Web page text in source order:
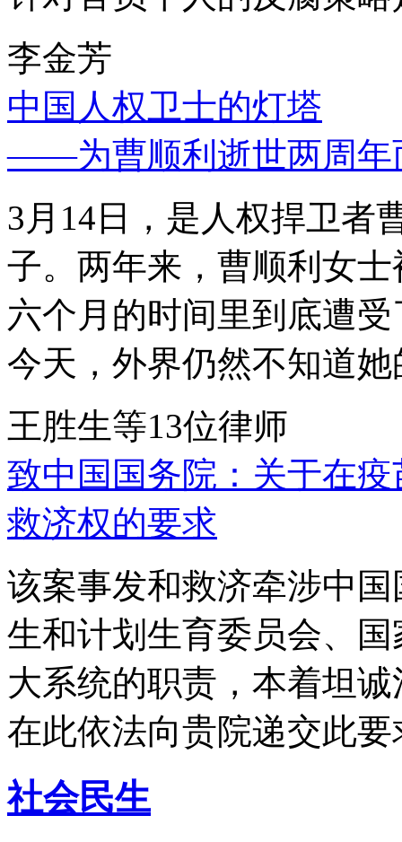
李金芳
中国人权卫士的灯塔
——为曹顺利逝世两周年
3月14日，是人权捍卫者
子。两年来，曹顺利女
六个月的时间里到底遭
今天，外界仍然不知道
王胜生等13位律师
致中国国务院：关于在
救济权的要求
该案事发和救济牵涉中
生和计划生育委员会、
大系统的职责，本着坦
在此依法向贵院递交此要
社会民生